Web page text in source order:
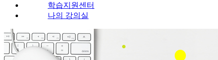
학습지원센터
나의 강의실